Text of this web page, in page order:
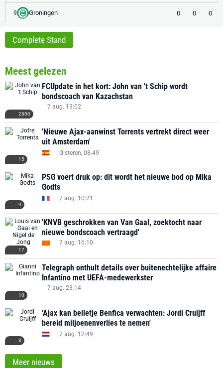
9 Groningen 0 0 0
Complete Stand
Meest gelezen
2800
FCUpdate in het kort: John van 't Schip wordt
bondscoach van Kazachstan
7 aug. 13:02
15
'Nieuwe Ajax-aanwinst Torrents vertrekt direct weer
uit Amsterdam'
Gisteren, 08:49
9
PSG voert druk op: dit wordt het nieuwe bod op Mika
Godts
7 aug. 10:21
17
'KNVB geschrokken van Van Gaal, zoektocht naar
nieuwe bondscoach vertraagd'
7 aug. 16:10
10
Telegraph onthult details over buitenechtelijke affaire
Infantino met UEFA-medewerkster
7 aug. 23:14
8
'Ajax kan belletje Benfica verwachten: Jordi Cruijff
bereid miljoenenverlies te nemen'
7 aug. 12:49
Meer nieuws